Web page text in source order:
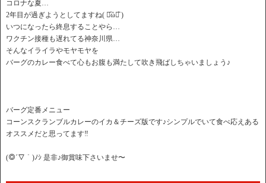
コロナな夏…
2年目が過ぎようとしてますね( ⌯᷄︎ὢ⌯᷅︎ )
いつになったら終息することやら…
ワクチン接種も遅れてる神奈川県…
そんなイライラやモヤモヤを
バーグのカレー食べて心もお腹も満たして吹き飛ばしちゃいましょう♪
バーグ定番メニュー
コーンスクランブルカレーのイカ＆チーズ版です♪シンプルでいて食べ応えある
オススメだと思ってます‼︎
(◎´▽｀)ﾉｼ 是非♪御賞味下さいませ〜